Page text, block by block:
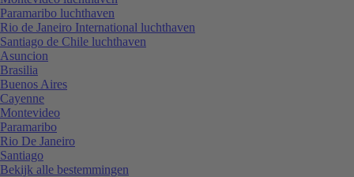
Paramaribo luchthaven
Rio de Janeiro International luchthaven
Santiago de Chile luchthaven
Asuncion
Brasilia
Buenos Aires
Cayenne
Montevideo
Paramaribo
Rio De Janeiro
Santiago
Bekijk alle bestemmingen